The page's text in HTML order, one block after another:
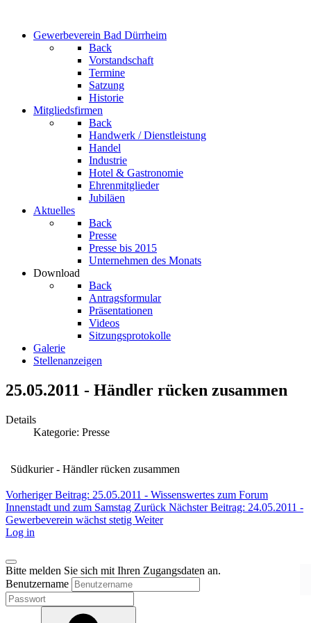
Gewerbeverein Bad Dürrheim
Back
Vorstandschaft
Termine
Satzung
Historie
Mitgliedsfirmen
Back
Handwerk / Dienstleistung
Handel
Industrie
Hotel & Gastronomie
Ehrenmitglieder
Jubiläen
Aktuelles
Back
Presse
Presse bis 2015
Unternehmen des Monats
Download
Back
Antragsformular
Präsentationen
Videos
Sitzungsprotokolle
Galerie
Stellenanzeigen
25.05.2011 - Händler rücken zusammen
Details
Kategorie: Presse
Südkurier - Händler rücken zusammen
Vorheriger Beitrag: 25.05.2011 - Wissenswertes zum Forum
Innenstadt und zum Samstag Zurück Nächster Beitrag: 24.05.2011 -
Gewerbeverein wächst stetig Weiter
Log in
Bitte melden Sie sich mit Ihren Zugangsdaten an.
Benutzername